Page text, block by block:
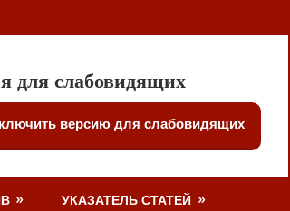
для слабовидящих
версию для слабовидящих
УКАЗАТЕЛЬ СТАТЕЙ